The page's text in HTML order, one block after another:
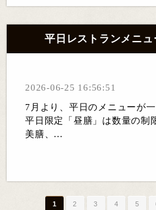
平日レストランメニ
2026-06-25 16:56:51
7月より、平日のメニューが
平日限定「昼膳」は数量の制
美膳、...
1 2 3 4 5